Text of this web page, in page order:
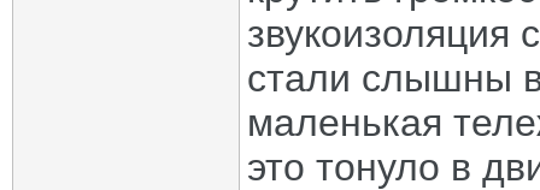
звукоизоляция
стали слышны
маленькая
это тонуло в